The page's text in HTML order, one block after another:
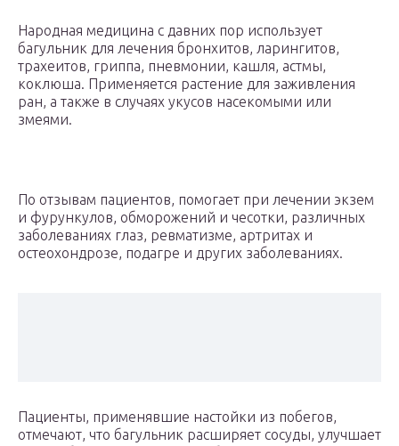
Народная медицина с давних пор использует
багульник для лечения бронхитов, ларингитов,
трахеитов, гриппа, пневмонии, кашля, астмы,
коклюша. Применяется растение для заживления
ран, а также в случаях укусов насекомыми или
змеями.
По отзывам пациентов, помогает при лечении экзем
и фурункулов, обморожений и чесотки, различных
заболеваниях глаз, ревматизме, артритах и
остеохондрозе, подагре и других заболеваниях.
Пациенты, применявшие настойки из побегов,
отмечают, что багульник расширяет сосуды, улучшает